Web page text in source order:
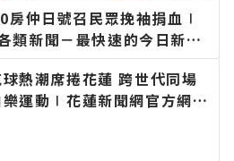
仲日號召民眾挽袖捐血∣
類新聞－最快速的今日新聞
熱潮席捲花蓮 跨世代同場
運動∣花蓮新聞網官方網站